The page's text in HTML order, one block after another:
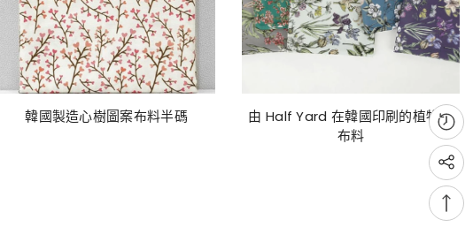
韓國製造心樹圖案布料半碼
由 Half Yard 在韓國印刷的植物園
布料